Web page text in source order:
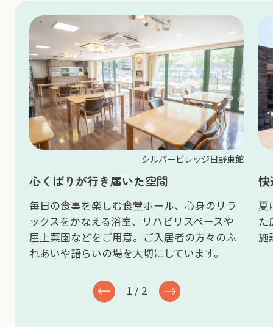
シルバービレッジ日野東館
届いた空間
しむ食堂ホール、心身のリラ
る浴室、リハビリスペースや
ご用意。ご入居者の方々のふ
の場を大切にしています。
快適な設備
夏には花火大会を望
た広さの浴室、開放
施設毎に快適な空間を
2 / 2